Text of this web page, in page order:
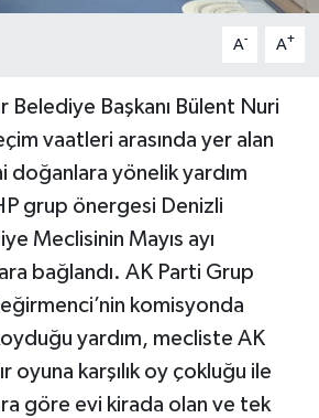
A- A+
Belediye Başkanı Bülent Nuri
vaatleri arasında yer alan
doğanlara yönelik yardım
grup önergesi Denizli
Meclisinin Mayıs ayı
bağlandı. AK Parti Grup
komisyonda
yardım, mecliste AK
oyuna karşılık oy çokluğu ile
göre evi kirada olan ve tek